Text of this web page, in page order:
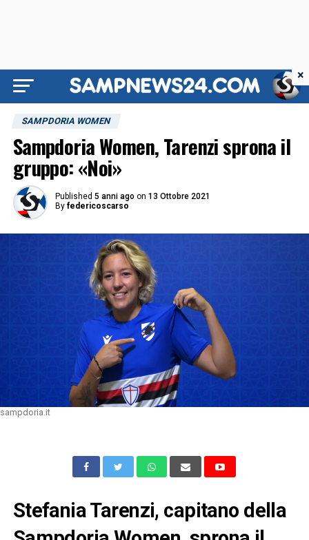
SAMPDORIA WOMEN
Sampdoria Women, Tarenzi sprona il
gruppo: «Noi»
Published 5 anni ago on 13 Ottobre 2021
By federicoscarso
sampdoria.it
Stefania Tarenzi, capitano della
×